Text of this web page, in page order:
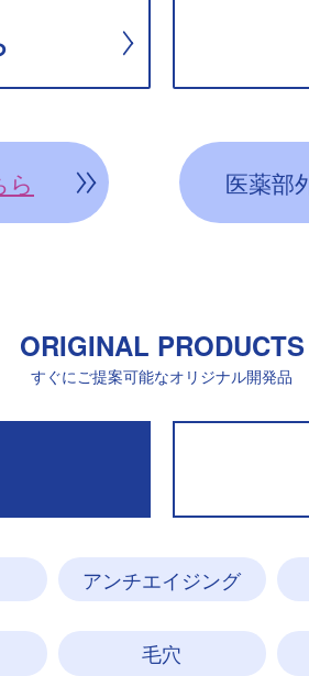
ら 医薬部
ORIGINAL PRODUCTS
すぐにご提案可能なオリジナル開発品
アンチエイジング
毛穴